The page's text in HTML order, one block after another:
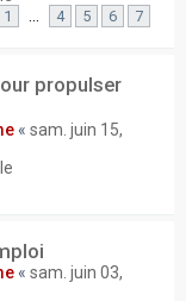
1 … 4 5 6 7
propulser
« sam. juin 15,
« sam. juin 03,